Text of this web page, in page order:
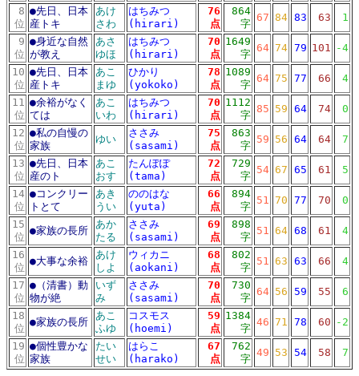
8
位
●先日、日本
産トキ
あけ
さわ
はちみつ
(hirari)
76
点
864
字
67 84 83 63
1
9
位
●身近な自然
が教え
あさ
ゆほ
はちみつ
(hirari)
70
点
1649
字
64 74 79 101 -4
10
位
●先日、日本
産トキ
あこ
まゆ
ひかり
(yokoko)
78
点
1089
字
64 75 77 66
4
11
位
●余裕がなく
ては
あこ
いわ
はちみつ
(hirari)
70
点
1112
字
85 59 64 74
0
12
位
●私の自慢の
家族
ゆい
ささみ
(sasami)
75
点
863
字
59 56 64 64
7
13
位
●先日、日本
産のト
あこ
おす
たんぽぽ
(tama)
72
点
729
字
54 67 65 61
5
14
位
●コンクリー
トとて
あき
うい
ののはな
(yuta)
66
点
894
字
51 70 77 70
0
15
位
●家族の長所
あか
たる
ささみ
(sasami)
69
点
898
字
51 64 68 61
4
16
位
●大事な余裕
あけ
しよ
ウィカニ
(aokani)
68
点
802
字
51 63 63 66
4
17
位
● （清書）動
物が絶
いず
み
ささみ
(sasami)
70
点
730
字
64 56 59 55
6
18
位
●家族の長所
あこ
ふゆ
コスモス
(hoemi)
59
点
1384
字
46 71 78 60 -2
19
位
●個性豊かな
家族
たい
せい
はらこ
(harako)
67
点
762
字
49 53 54 58
7